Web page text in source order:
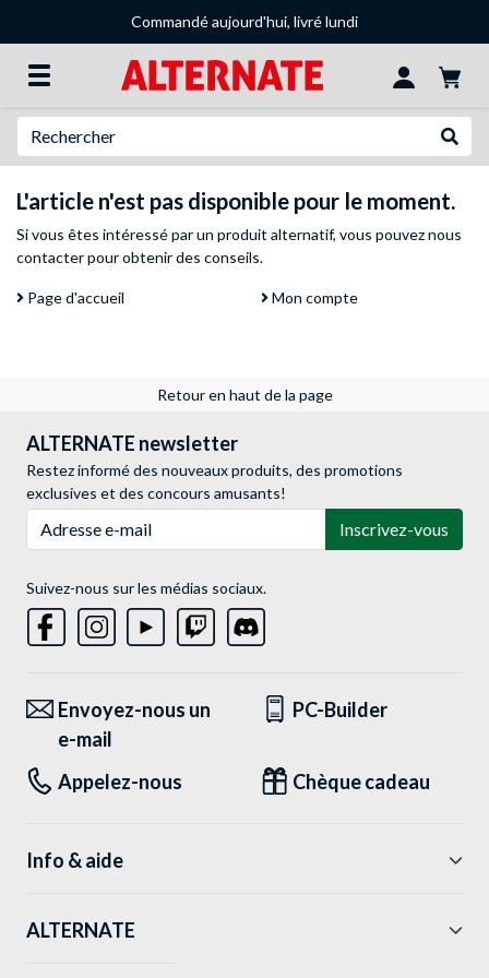
Commandé aujourd'hui, livré lundi
L'article n'est pas disponible pour le moment.
Si vous êtes intéressé par un produit alternatif, vous pouveznous
contacterpour obtenir des conseils.
Page d'accueil Mon compte
Retour en haut de la page
ALTERNATE newsletter
Restez informé des nouveaux produits, des promotions
exclusives et des concours amusants!
Inscrivez-vous
Suivez-nous sur les médias sociaux.
Envoyez-nous un
e-mail
PC-Builder
Appelez-nous Chèque cadeau
Info & aide
ALTERNATE